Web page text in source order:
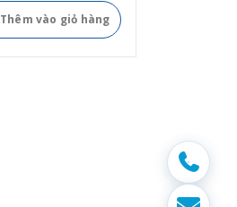
Thêm vào giỏ hàng